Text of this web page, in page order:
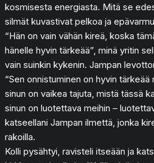
kosmisesta energiasta. Mitä se
silmät kuvastivat pelkoa ja
“Hän on vain vähän kireä, koska
hänelle hyvin tärkeää”, minä yritin
vain suinkin kykenin. Jampan
“Sen onnistuminen on hyvin
sinun on vaikea tajuta, mistä tässä
sinun on luotettava meihin –
katseellani Jampan ilmettä, jonka
rakoilla.
Kolli pysähtyi, ravisteli itseään ja